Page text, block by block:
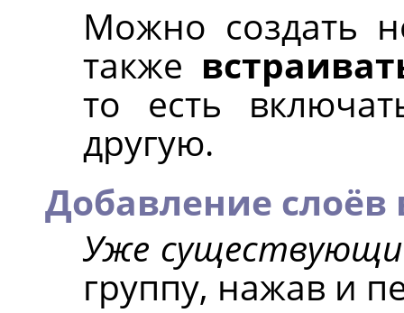
Можно создать
также
то есть
другую.
Добавление слоёв
Уже
группу, нажав и